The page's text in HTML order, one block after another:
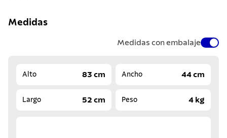
Medidas
Medidas con embalaje
Alto 83 cm Ancho 44 cm
Largo 52 cm Peso 4 kg